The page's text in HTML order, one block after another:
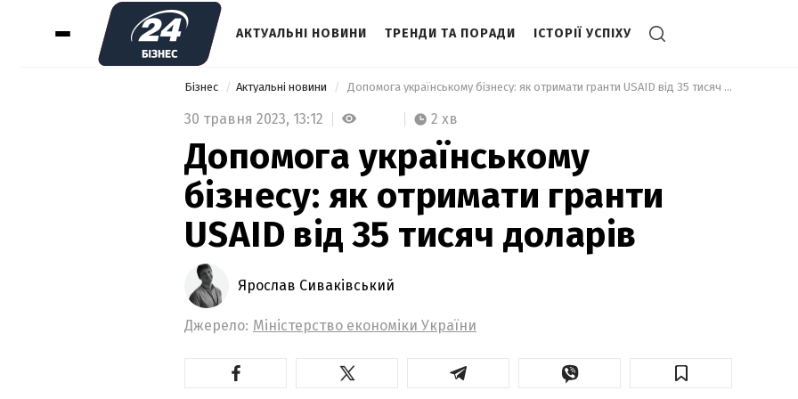
АКТУАЛЬНІ НОВИНИ ТРЕНДИ ТА ПОРАДИ ІСТОРІЇ УСПІХУ
Бізнес Актуальні новини Допомога українському бізнесу: як отримати гранти USAID від 35 тисяч доларів
30 травня 2023, 13:12 2 хв
Допомога українському
бізнесу: як отримати гранти
USAID від 35 тисяч доларів
Ярослав Сиваківський
Джерело: Міністерство економіки України